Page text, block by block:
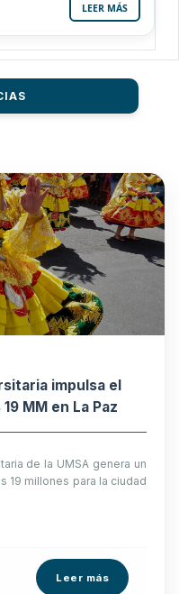
LEER MÁS
impulsa el
MM en La Paz
de la UMSA genera un
19 millones para la ciudad
Leer más